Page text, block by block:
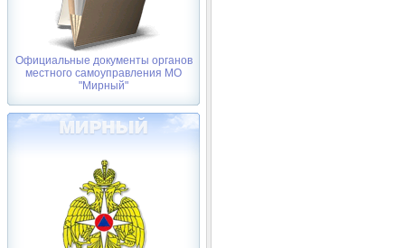
Официальные документы органов
местного самоуправления МО
"Мирный"